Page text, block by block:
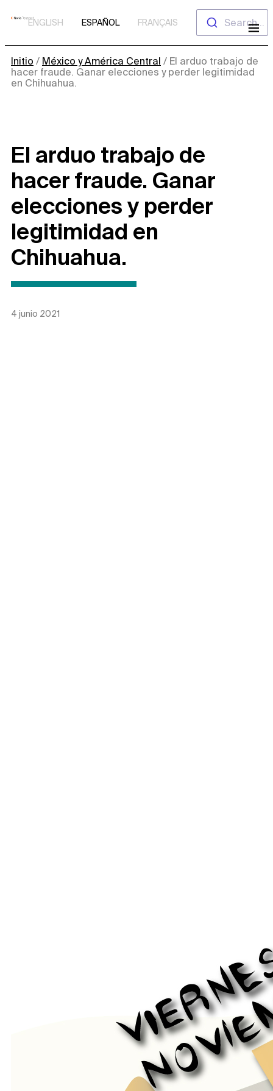
Saltar
ENGLISH ESPAÑOL FRANÇAIS Search...
Initio / México y América Central / El arduo trabajo de
hacer fraude. Ganar elecciones y perder legitimidad
en Chihuahua.
El arduo trabajo de
hacer fraude. Ganar
elecciones y perder
legitimidad en
Chihuahua.
4 junio 2021